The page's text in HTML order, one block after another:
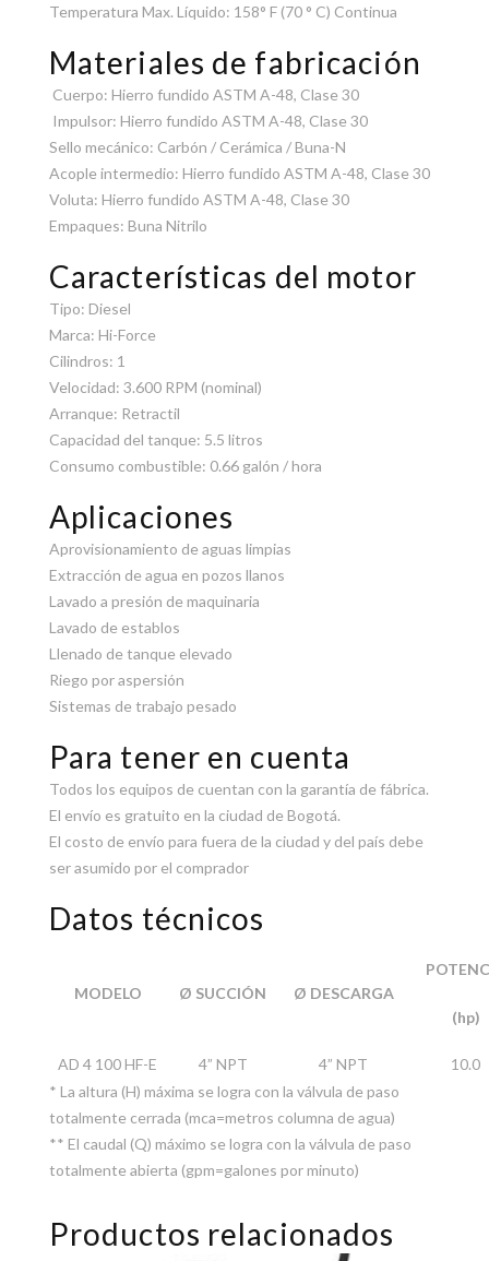
Temperatura Max. Líquido: 158° F (70 ° C) Continua
Materiales de fabricación
Cuerpo: Hierro fundido ASTM A-48, Clase 30
Impulsor: Hierro fundido ASTM A-48, Clase 30
Sello mecánico: Carbón / Cerámica / Buna-N
Acople intermedio: Hierro fundido ASTM A-48, Clase 30
Voluta: Hierro fundido ASTM A-48, Clase 30
Empaques: Buna Nitrilo
Características del motor
Tipo: Diesel
Marca: Hi-Force
Cilindros: 1
Velocidad: 3.600 RPM (nominal)
Arranque: Retractil
Capacidad del tanque: 5.5 litros
Consumo combustible: 0.66 galón / hora
Aplicaciones
Aprovisionamiento de aguas limpias
Extracción de agua en pozos llanos
Lavado a presión de maquinaria
Lavado de establos
Llenado de tanque elevado
Riego por aspersión
Sistemas de trabajo pesado
Para tener en cuenta
Todos los equipos de cuentan con la garantía de fábrica.
El envío es gratuito en la ciudad de Bogotá.
El costo de envío para fuera de la ciudad y del país debe
ser asumido por el comprador
Datos técnicos
MODELO Ø SUCCIÓN Ø DESCARGA
(hp)
AD 4 100 HF-E 4” NPT 4” NPT
10.0
* La altura (H) máxima se logra con la válvula de paso
totalmente cerrada (mca=metros columna de agua)
** El caudal (Q) máximo se logra con la válvula de paso
totalmente abierta (gpm=galones por minuto)
Productos relacionados